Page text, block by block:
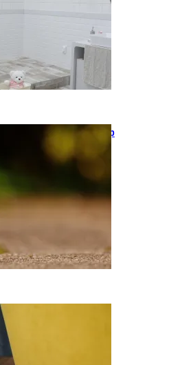
2026-05-12
Keramika kasdienybėje: kaip
požiūrį į namų estetiką
Ką daryti, kad katė
nedraskytų tapetų?
2026-02-07